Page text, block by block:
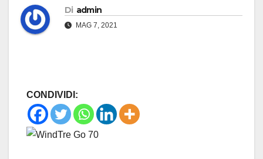
Di admin
MAG 7, 2021
CONDIVIDI: